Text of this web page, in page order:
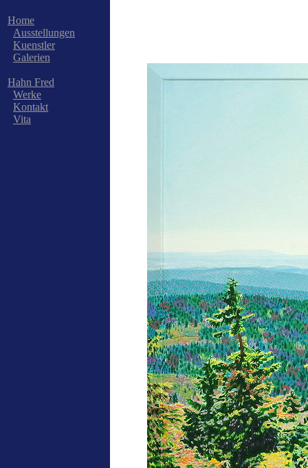
Home
Ausstellungen
Kuenstler
Galerien
Hahn Fred
Werke
Kontakt
Vita